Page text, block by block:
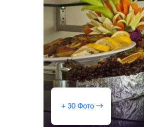
+ 30 Фото →